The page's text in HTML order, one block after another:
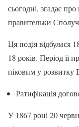
сьогодні, згадає
правительки
Ця подія відбулася
18 років. Період її
піковим у розвитку
Ратифікація
У 1867 році 20